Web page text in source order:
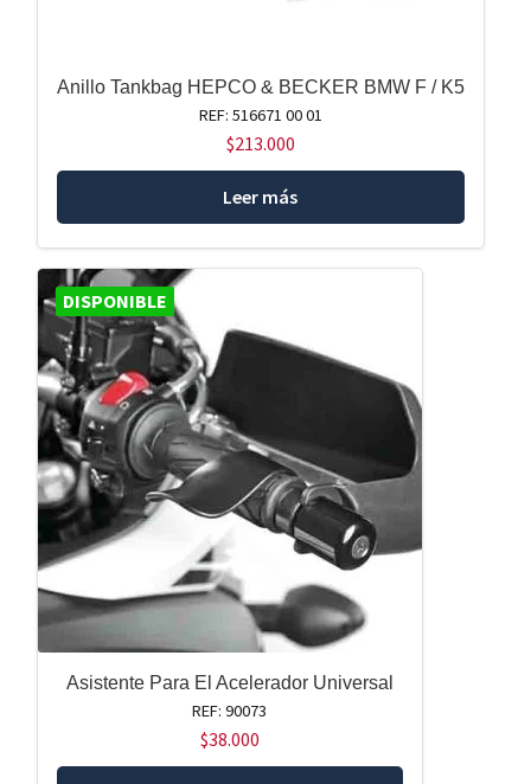
Anillo Tankbag HEPCO & BECKER BMW F / K5
REF: 516671 00 01
$213.000
Leer más
DISPONIBLE
Asistente Para El Acelerador Universal
REF: 90073
$38.000